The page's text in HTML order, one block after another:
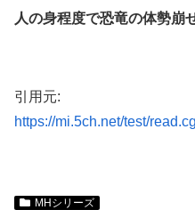
人の身程度で恐竜の体勢崩
引用元:
https://mi.5ch.net/test/
MHシリーズ